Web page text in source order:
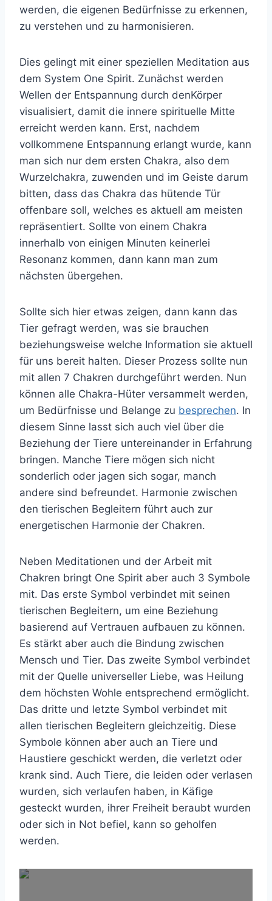
werden, die eigenen Bedürfnisse zu erkennen,
zu verstehen und zu harmonisieren.
Dies gelingt mit einer speziellen Meditation aus
dem System One Spirit. Zunächst werden
Wellen der Entspannung durch denKörper
visualisiert, damit die innere spirituelle Mitte
erreicht werden kann. Erst, nachdem
vollkommene Entspannung erlangt wurde, kann
man sich nur dem ersten Chakra, also dem
Wurzelchakra, zuwenden und im Geiste darum
bitten, dass das Chakra das hütende Tür
offenbare soll, welches es aktuell am meisten
repräsentiert. Sollte von einem Chakra
innerhalb von einigen Minuten keinerlei
Resonanz kommen, dann kann man zum
nächsten übergehen.
Sollte sich hier etwas zeigen, dann kann das
Tier gefragt werden, was sie brauchen
beziehungsweise welche Information sie aktuell
für uns bereit halten. Dieser Prozess sollte nun
mit allen 7 Chakren durchgeführt werden. Nun
können alle Chakra-Hüter versammelt werden,
um Bedürfnisse und Belange zu besprechen. In
diesem Sinne lasst sich auch viel über die
Beziehung der Tiere untereinander in Erfahrung
bringen. Manche Tiere mögen sich nicht
sonderlich oder jagen sich sogar, manch
andere sind befreundet. Harmonie zwischen
den tierischen Begleitern führt auch zur
energetischen Harmonie der Chakren.
Neben Meditationen und der Arbeit mit
Chakren bringt One Spirit aber auch 3 Symbole
mit. Das erste Symbol verbindet mit seinen
tierischen Begleitern, um eine Beziehung
basierend auf Vertrauen aufbauen zu können.
Es stärkt aber auch die Bindung zwischen
Mensch und Tier. Das zweite Symbol verbindet
mit der Quelle universeller Liebe, was Heilung
dem höchsten Wohle entsprechend ermöglicht.
Das dritte und letzte Symbol verbindet mit
allen tierischen Begleitern gleichzeitig. Diese
Symbole können aber auch an Tiere und
Haustiere geschickt werden, die verletzt oder
krank sind. Auch Tiere, die leiden oder verlasen
wurden, sich verlaufen haben, in Käfige
gesteckt wurden, ihrer Freiheit beraubt wurden
oder sich in Not befiel, kann so geholfen
werden.